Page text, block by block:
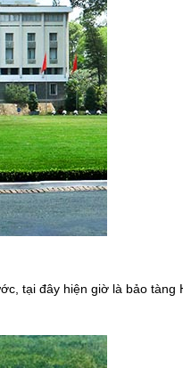
tại đây hiện giờ là bảo tàng